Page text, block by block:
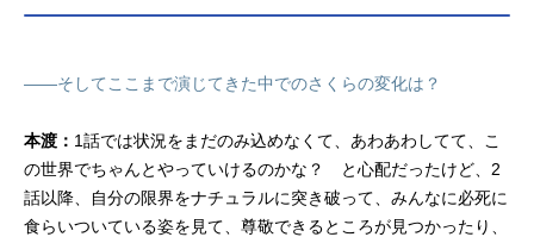
――そしてここまで演じてきた中でのさくらの変化は？
本渡： 1話では状況をまだのみ込めなくて、あわあわしてて、こ
の世界でちゃんとやっていけるのかな？ と心配だったけど、2
話以降、自分の限界をナチュラルに突き破って、みんなに必死に
食らいついている姿を見て、尊敬できるところが見つかったり、